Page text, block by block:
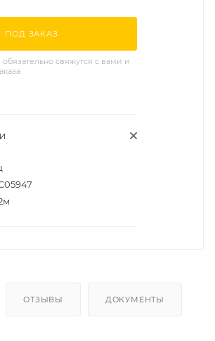
ПОД ЗАКАЗ
свяжутся с вами и
ОТЗЫВЫ ДОКУМЕНТЫ